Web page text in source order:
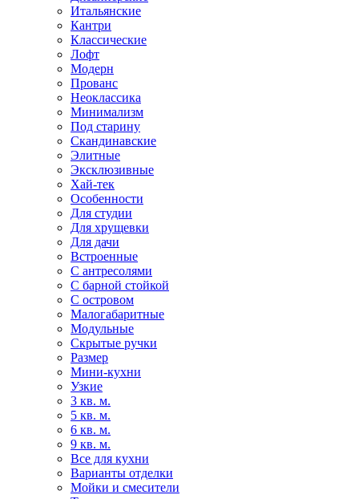
Итальянские
Кантри
Классические
Лофт
Модерн
Прованс
Неоклассика
Минимализм
Под старину
Скандинавские
Элитные
Эксклюзивные
Хай-тек
Особенности
Для студии
Для хрущевки
Для дачи
Встроенные
С антресолями
С барной стойкой
С островом
Малогабаритные
Модульные
Скрытые ручки
Размер
Мини-кухни
Узкие
3 кв. м.
5 кв. м.
6 кв. м.
9 кв. м.
Все для кухни
Варианты отделки
Мойки и смесители